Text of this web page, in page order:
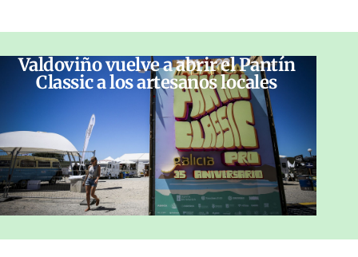
Valdoviño vuelve a abrir el Pantín
Classic a los artesanos locales